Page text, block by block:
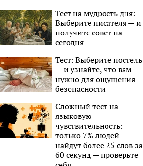
Тест на мудрость дня:
Выберите писателя — и
получите совет на
сегодня
Тест: Выберите постель
— и узнайте, что вам
нужно для ощущения
безопасности
Сложный тест на
языковую
чувствительность:
только 7% людей
найдут более 25 слов за
60 секунд — проверьте